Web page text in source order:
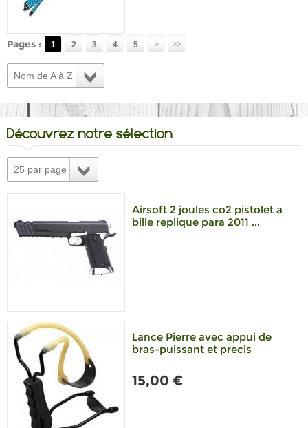
Pages : 1 2 3 4 5 > >>
Nom de A à Z
Découvrez notre sélection
25 par page
Airsoft 2 joules co2 pistolet a
bille replique para 2011 ...
Lance Pierre avec appui de
bras-puissant et precis
15,00 €